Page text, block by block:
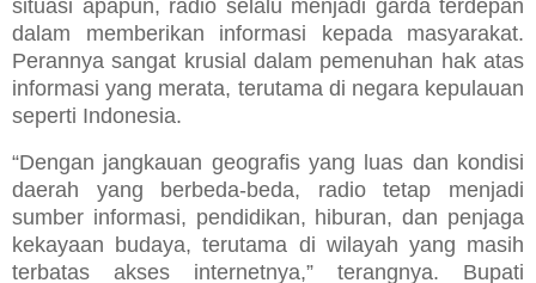
situasi apapun, radio selalu menjadi garda terdepan
dalam memberikan informasi kepada masyarakat.
Perannya sangat krusial dalam pemenuhan hak atas
informasi yang merata, terutama di negara kepulauan
seperti Indonesia.
“Dengan jangkauan geografis yang luas dan kondisi
daerah yang berbeda-beda, radio tetap menjadi
sumber informasi, pendidikan, hiburan, dan penjaga
kekayaan budaya, terutama di wilayah yang masih
terbatas akses internetnya,” terangnya. Bupati